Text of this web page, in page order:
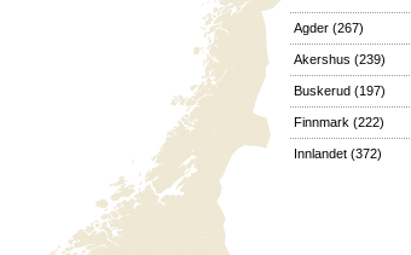
Agder (267)
Akershus (239)
Buskerud (197)
Finnmark (222)
Innlandet (372)